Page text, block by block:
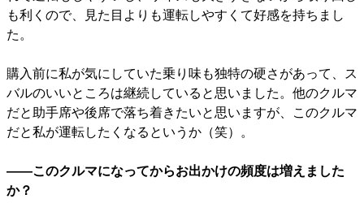
も利くので、見た目よりも運転しやすくて好感を持ちまし
た。
購入前に私が気にしていた乗り味も独特の硬さがあって、ス
バルのいいところは継続していると思いました。他のクルマ
だと助手席や後席で落ち着きたいと思いますが、このクルマ
だと私が運転したくなるというか（笑）。
――このクルマになってからお出かけの頻度は増えました
か？